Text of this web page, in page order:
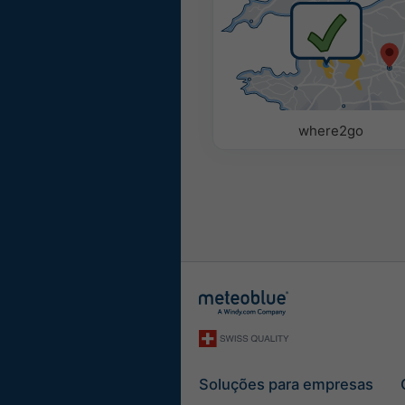
Parâmetros
Use as seguintes opções
meteorológicas para o
Pictograma
Índice - UV
Humidade relativa
Probabilidade de
where2go
Soluções para empresas